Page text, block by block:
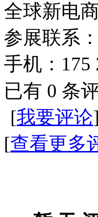
全球新电
参展联系
手机：175
已有 0 条
[我要评论]
[查看更多